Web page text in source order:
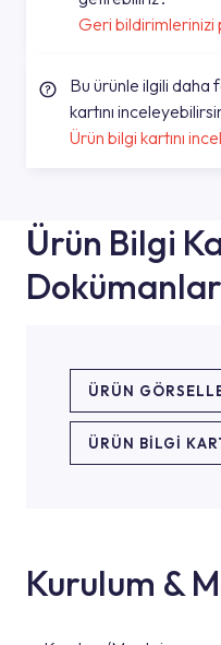
Geri bildirimlerinizi
Bu ürünle ilgili daha
kartını
Ürün bilgi kartını
Ürün Bilgi
Dokümanlar
ÜRÜN
ÜRÜN BILGI
Kurulum &